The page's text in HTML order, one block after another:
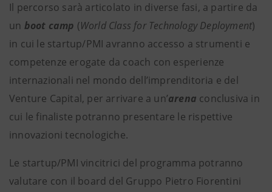
Il percorso sarà articolato in diverse fasi, a partire da
un boot camp (World Class for Technology Deployment)
in cui le startup/PMI avranno accesso a strumenti e
competenze erogate da coach con esperienze
internazionali nel mondo dell’imprenditoria e del
Venture Capital, per arrivare a un’arena conclusiva in
cui le finaliste potranno presentare le rispettive
innovazioni tecnologiche.
Le startup/PMI vincitrici del programma potranno
valutare con il board del Gruppo Pietro Fiorentini